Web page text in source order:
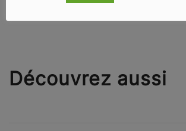
Découvrez aussi